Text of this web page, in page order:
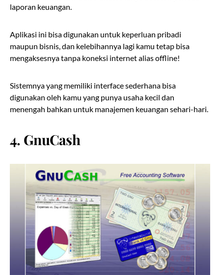
laporan keuangan.
Aplikasi ini bisa digunakan untuk keperluan pribadi
maupun bisnis, dan kelebihannya lagi kamu tetap bisa
mengaksesnya tanpa koneksi internet alias offline!
Sistemnya yang memiliki interface sederhana bisa
digunakan oleh kamu yang punya usaha kecil dan
menengah bahkan untuk manajemen keuangan sehari-hari.
4. GnuCash